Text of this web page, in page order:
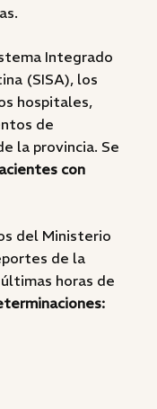
Integrado
(SISA), los
hospitales,
de
la provincia. Se
con
del Ministerio
de la
horas de